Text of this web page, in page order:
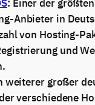
: Einer der größten
Anbieter in
von Hosting-
und
weiterer großer
verschiedene